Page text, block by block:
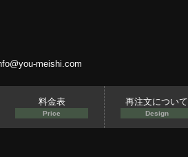
meishi.com
料金表
Price
再注文について
Design